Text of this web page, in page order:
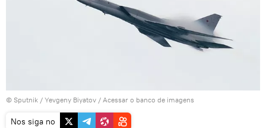
© Sputnik / Yevgeny Biyatov / Acessar o banco de imagens
Nos siga no